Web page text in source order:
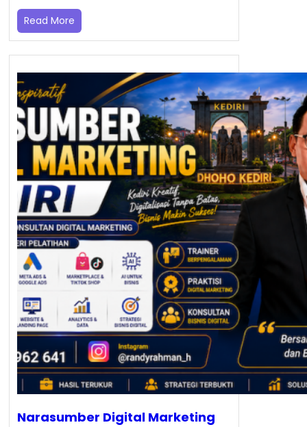
Read More
Narasumber Digital Marketing